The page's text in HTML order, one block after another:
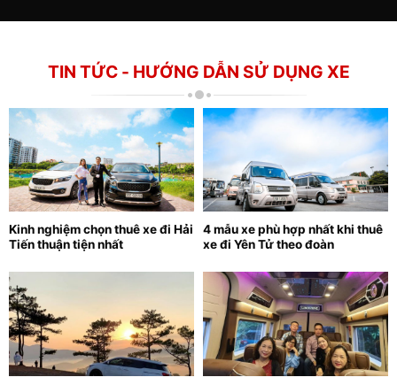
TIN TỨC - HƯỚNG DẪN SỬ DỤNG XE
Kinh nghiệm chọn thuê xe đi Hải
Tiến thuận tiện nhất
4 mẫu xe phù hợp nhất khi thuê
xe đi Yên Tử theo đoàn